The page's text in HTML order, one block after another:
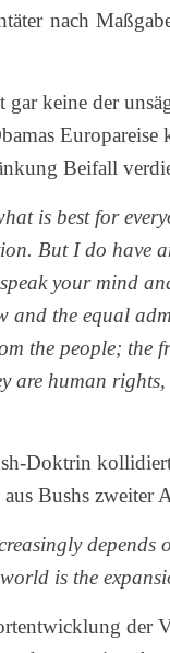
nach
keine der
Beifall
is best for
But I do have
your mind
and the equal
the people; the
are human
Doktrin
Bushs zweiter
depends
is the
der